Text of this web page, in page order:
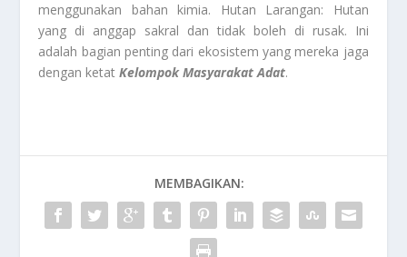
menggunakan bahan kimia. Hutan Larangan: Hutan
yang di anggap sakral dan tidak boleh di rusak. Ini
adalah bagian penting dari ekosistem yang mereka jaga
dengan ketatKelompok Masyarakat Adat.
MEMBAGIKAN: